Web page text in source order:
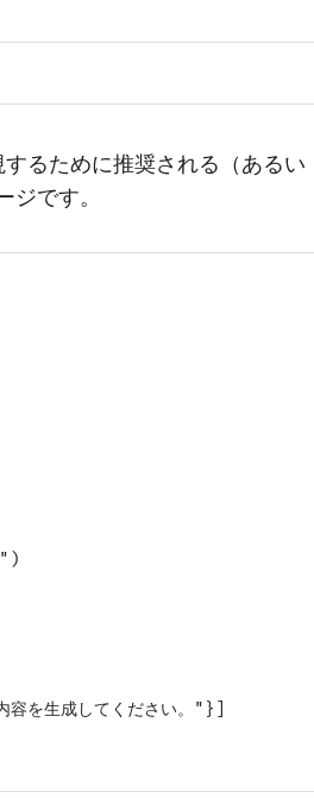
るために推奨される（あるい
です。
生成してください。"}]